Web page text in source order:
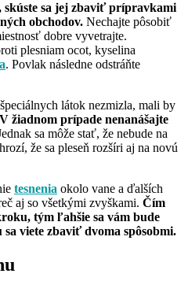
skúste sa jej zbaviť prípravkami
obchodov. Nechajte pôsobiť
dobre vyvetrajte.
plesniam ocot, kyselina
. Povlak následne odstráňte
látok nezmizla, mali by
V žiadnom prípade nenanášajte
sa môže stať, že nebude na
že sa pleseň rozšíri aj na novú
tesnenia okolo vane a ďalších
aj so všetkými zvyškami. Čím
tým ľahšie sa vám bude
viete zbaviť dvoma spôsobmi.